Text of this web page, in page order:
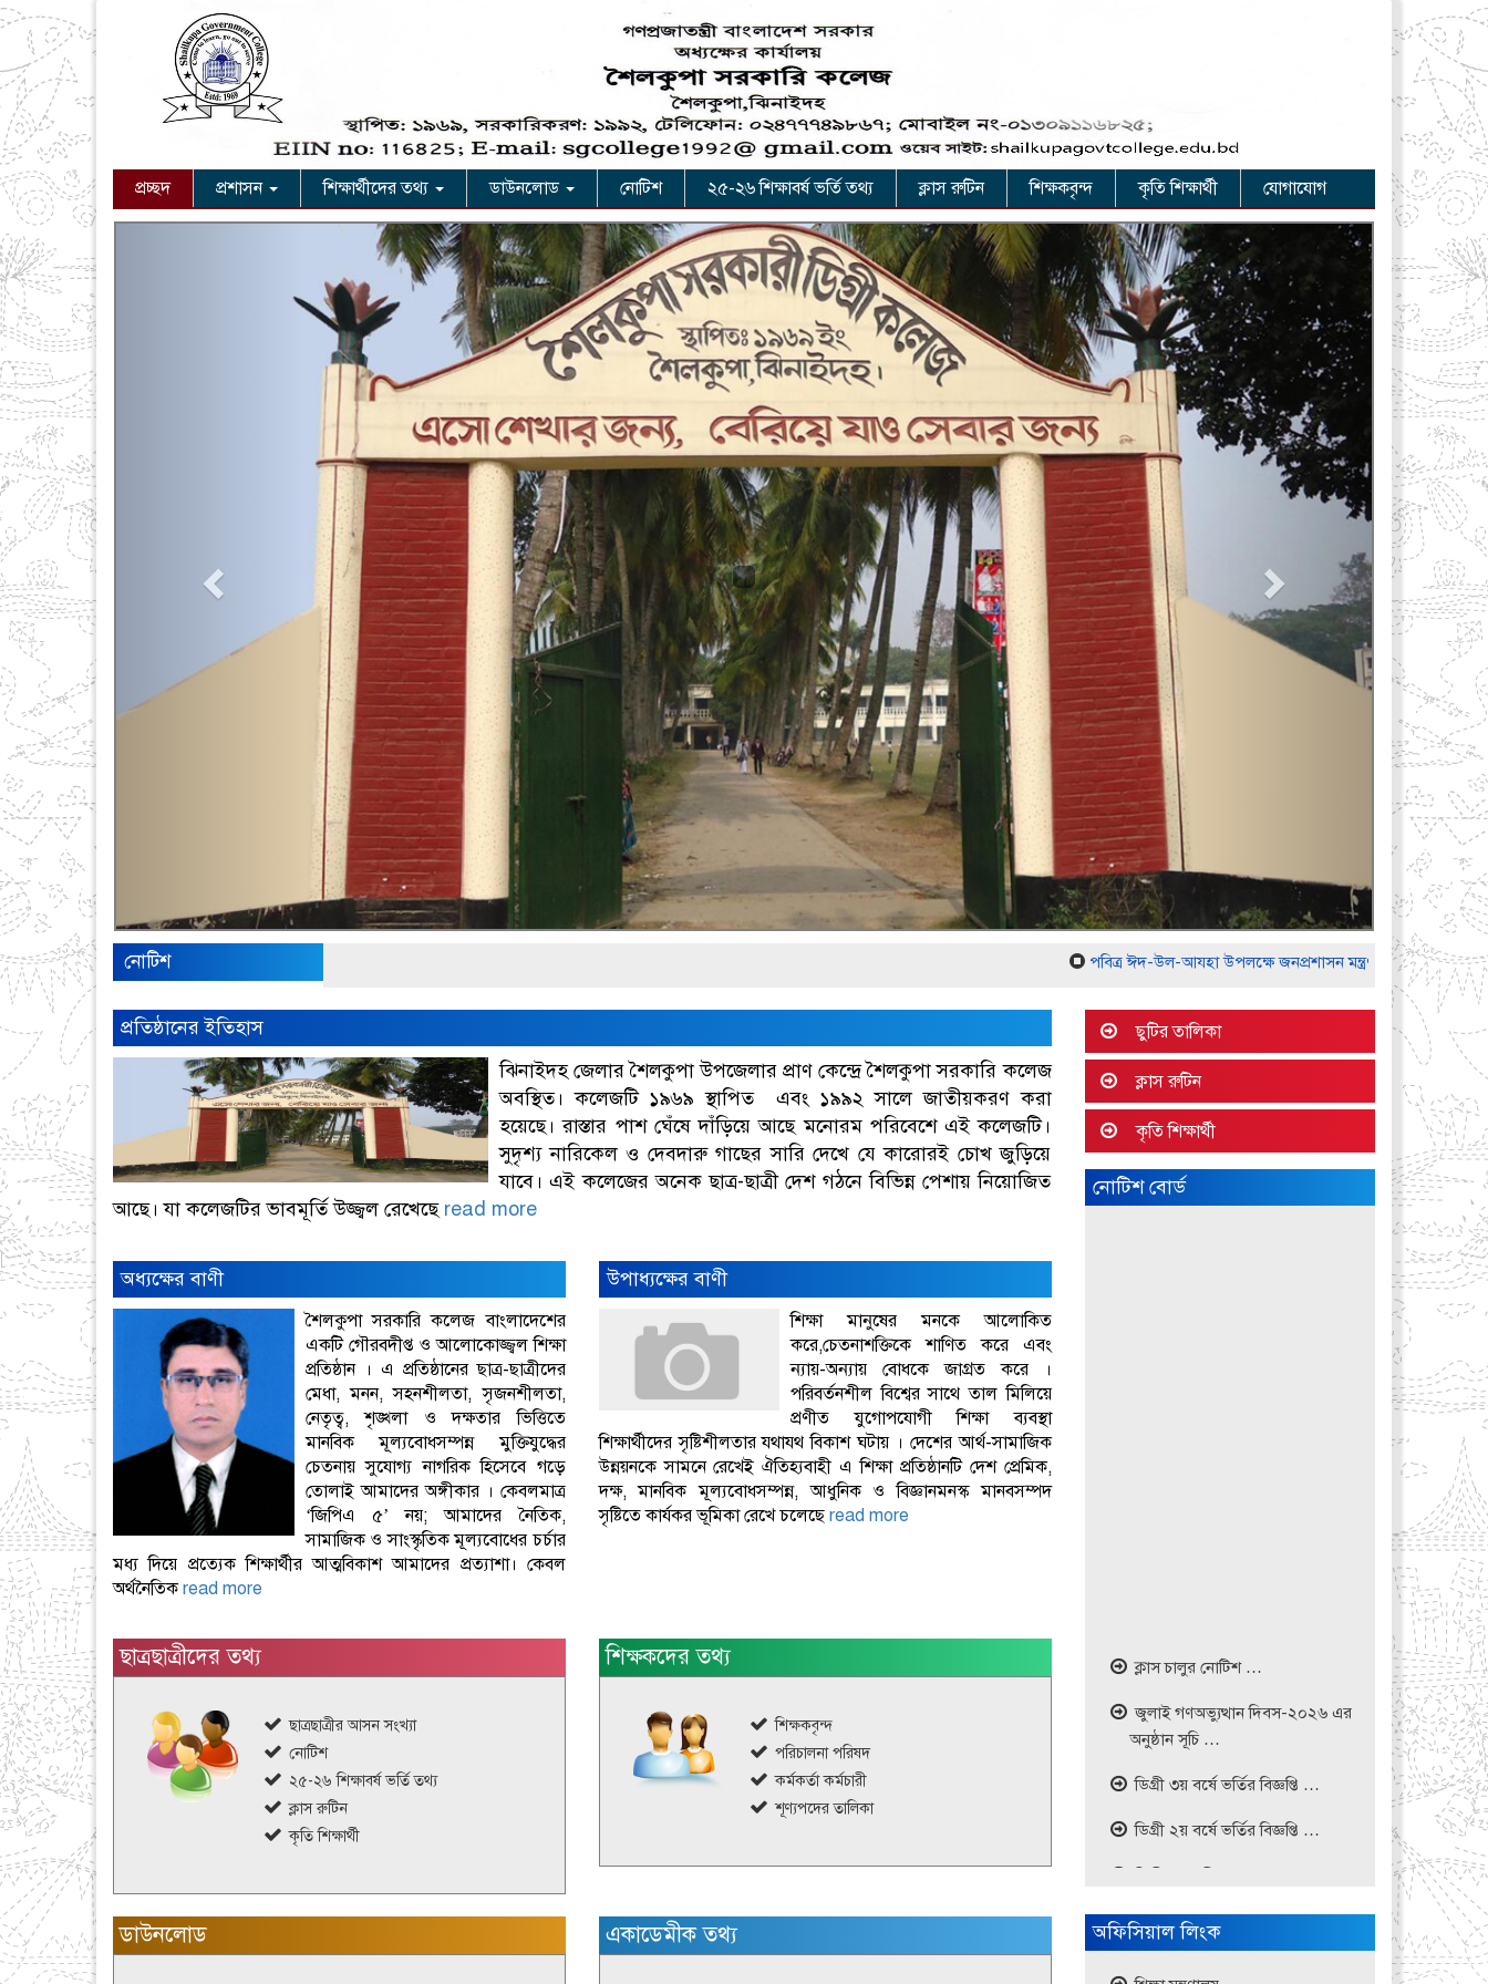
প্রচ্ছদ প্রশাসন শিক্ষার্থীদের তথ্য ডাউনলোড নোটিশ ২৫-২৬ শিক্ষাবর্ষ ভর্তি তথ্য ক্লাস রুটিন শিক্ষকবৃন্দ কৃতি শিক্ষার্থী যোগাযোগ
নোটিশ পবিত্র ঈদ-উল-আযহা উপলক্ষে জনপ্রশাসন মন্ত্রণালয়ের স্মারক
প্রতিষ্ঠানের ইতিহাস
ঝিনাইদহ জেলার শৈলকুপা উপজেলার প্রাণ কেন্দ্রে শৈলকুপা সরকারি কলেজ
অবস্থিত। কলেজটি ১৯৬৯ স্থাপিত এবং ১৯৯২ সালে জাতীয়করণ করা
হয়েছে। রাস্তার পাশ ঘেঁষে দাঁড়িয়ে আছে মনোরম পরিবেশে এই কলেজটি।
সুদৃশ্য নারিকেল ও দেবদারু গাছের সারি দেখে যে কারোরই চোখ জুড়িয়ে
যাবে। এই কলেজের অনেক ছাত্র-ছাত্রী দেশ গঠনে বিভিন্ন পেশায় নিয়োজিত
আছে। যা কলেজটির ভাবমূর্তি উজ্জ্বল রেখেছে read more
অধ্যক্ষের বাণী
শৈলকুপা সরকারি কলেজ বাংলাদেশের
একটি গৌরবদীপ্ত ও আলোকোজ্জ্বল শিক্ষা
প্রতিষ্ঠান । এ প্রতিষ্ঠানের ছাত্র-ছাত্রীদের
মেধা, মনন, সহনশীলতা, সৃজনশীলতা,
নেতৃত্ব, শৃঙ্খলা ও দক্ষতার ভিত্তিতে
মানবিক মূল্যবোধসম্পন্ন মুক্তিযুদ্ধের
চেতনায় সুযোগ্য নাগরিক হিসেবে গড়ে
তোলাই আমাদের অঙ্গীকার । কেবলমাত্র
‘জিপিএ ৫’ নয়; আমাদের নৈতিক,
সামাজিক ও সাংস্কৃতিক মূল্যবোধের চর্চার
মধ্য দিয়ে প্রত্যেক শিক্ষার্থীর আত্মবিকাশ আমাদের প্রত্যাশা। কেবল
অর্থনৈতিকread more
উপাধ্যক্ষের বাণী
শিক্ষা মানুষের মনকে আলোকিত
করে,চেতনাশক্তিকে শাণিত করে এবং
ন্যায়-অন্যায় বোধকে জাগ্রত করে ।
পরিবর্তনশীল বিশ্বের সাথে তাল মিলিয়ে
প্রণীত যুগোপযোগী শিক্ষা ব্যবস্থা
শিক্ষার্থীদের সৃষ্টিশীলতার যথাযথ বিকাশ ঘটায় । দেশের আর্থ-সামাজিক
উন্নয়নকে সামনে রেখেই ঐতিহ্যবাহী এ শিক্ষা প্রতিষ্ঠানটি দেশ প্রেমিক,
দক্ষ, মানবিক মূল্যবোধসম্পন্ন, আধুনিক ও বিজ্ঞানমনস্ক মানবসম্পদ
সৃষ্টিতে কার্যকর ভূমিকা রেখে চলেছে read more
ছাত্রছাত্রীদের তথ্য
ছাত্রছাত্রীর আসন সংখ্যা
নোটিশ
২৫-২৬ শিক্ষাবর্ষ ভর্তি তথ্য
ক্লাস রুটিন
কৃতি শিক্ষার্থী
শিক্ষকদের তথ্য
শিক্ষকবৃন্দ
পরিচালনা পরিষদ
কর্মকর্তা কর্মচারী
শূণ্যপদের তালিকা
ডাউনলোড একাডেমীক তথ্য
ছুটির তালিকা
ক্লাস রুটিন
কৃতি শিক্ষার্থী
নোটিশ বোর্ড
জুলাই গণঅভ্যুত্থান দিবস-২০২৬ এর
অনুষ্ঠান সূচি …
ডিগ্রী ৩য় বর্ষে ভর্তির বিজ্ঞপ্তি …
ডিগ্রী ২য় বর্ষে ভর্তির বিজ্ঞপ্তি …
ডিগ্রী ১ম পরীক্ষা- ২০২৫ এর ফরম
পূরণের নোটিশ …
পবিত্র ঈদ-উল- আযহা উপলক্ষে কলেজ
ছুটির নোটিশ ….
অফিসিয়াল লিংক